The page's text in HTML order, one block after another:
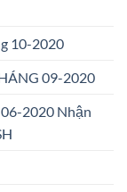
10-2020
09-2020
2020 Nhận